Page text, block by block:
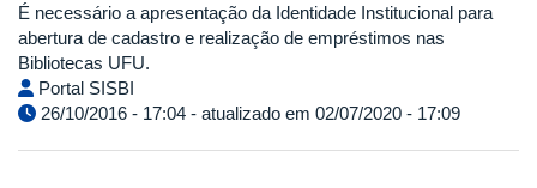
É necessário a apresentação da Identidade Institucional para
abertura de cadastro e realização de empréstimos nas
Bibliotecas UFU.
Portal SISBI
26/10/2016 - 17:04 - atualizado em 02/07/2020 - 17:09